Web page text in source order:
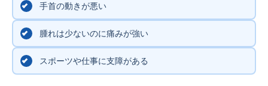
手首の動きが悪い
腫れは少ないのに痛みが強い
スポーツや仕事に支障がある